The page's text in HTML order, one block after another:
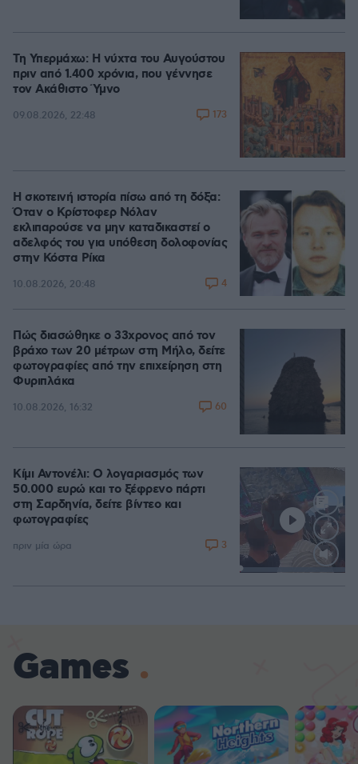
Τη Υπερμάχω: Η νύχτα του Αυγούστου
πριν από 1.400 χρόνια, που γέννησε
τον Ακάθιστο Ύμνο
09.08.2026, 22:48 173
Η σκοτεινή ιστορία πίσω από τη δόξα:
Όταν ο Κρίστοφερ Νόλαν
εκλιπαρούσε να μην καταδικαστεί ο
αδελφός του για υπόθεση δολοφονίας
στην Κόστα Ρίκα
10.08.2026, 20:48 4
Πώς διασώθηκε ο 33χρονος από τον
βράχο των 20 μέτρων στη Μήλο, δείτε
φωτογραφίες από την επιχείρηση στη
Φυριπλάκα
10.08.2026, 16:32 60
Κίμι Αντονέλι: Ο λογαριασμός των
50.000 ευρώ και το ξέφρενο πάρτι
στη Σαρδηνία, δείτε βίντεο και
φωτογραφίες
πριν μία ώρα 3
Games